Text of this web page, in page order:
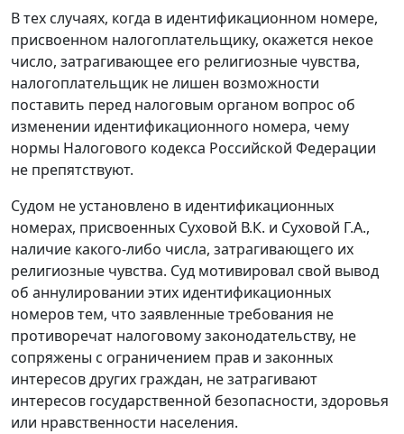
В тех случаях, когда в идентификационном номере,
присвоенном налогоплательщику, окажется некое
число, затрагивающее его религиозные чувства,
налогоплательщик не лишен возможности
поставить перед налоговым органом вопрос об
изменении идентификационного номера, чему
нормы Налогового кодекса Российской Федерации
не препятствуют.
Судом не установлено в идентификационных
номерах, присвоенных Суховой В.К. и Суховой Г.А.,
наличие какого-либо числа, затрагивающего их
религиозные чувства. Суд мотивировал свой вывод
об аннулировании этих идентификационных
номеров тем, что заявленные требования не
противоречат налоговому законодательству, не
сопряжены с ограничением прав и законных
интересов других граждан, не затрагивают
интересов государственной безопасности, здоровья
или нравственности населения.